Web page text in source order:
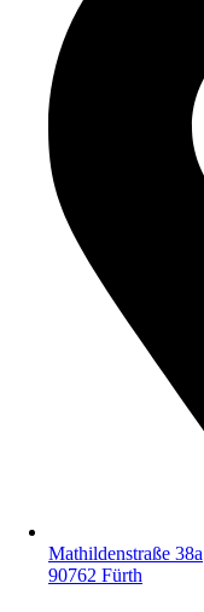
Mathildenstraße 38a
90762 Fürth